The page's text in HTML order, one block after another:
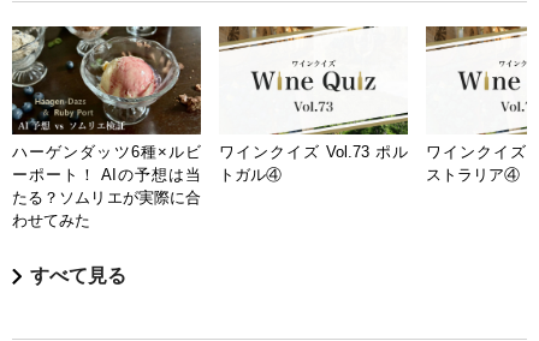
ハーゲンダッツ6種×ルビ
ーポート！ AIの予想は当
たる？ソムリエが実際に合
わせてみた
ワインクイズ Vol.73 ポル
トガル④
ワインクイズ
ストラリア④
すべて見る